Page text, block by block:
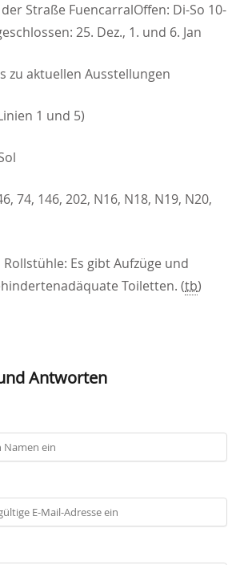
Straße FuencarralOffen: Di-So 10-
25. Dez., 1. und 6. Jan
zu aktuellen Ausstellungen
1 und 5)
74, 146, 202, N16, N18, N19, N20,
Es gibt Aufzüge und
Toiletten. (tb)
Antworten